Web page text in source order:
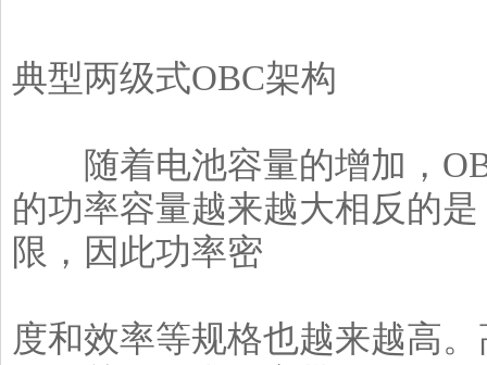
典型两级式OBC架构
随着电池容量的增加，
的功率容量越来越大相反的
限，因此功率密
度和效率等规格也越来越高